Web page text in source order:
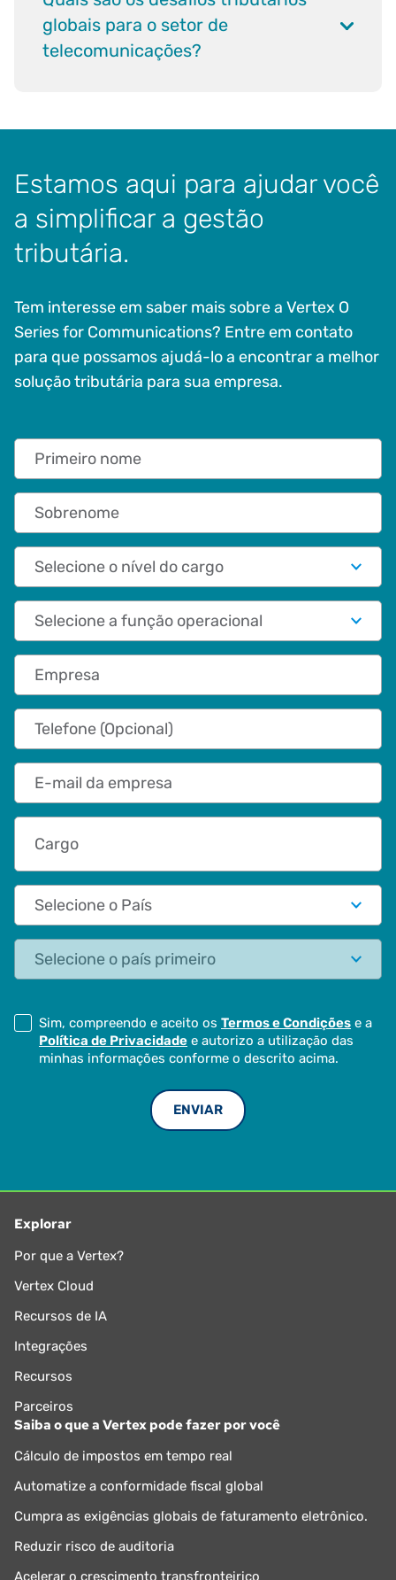
globais para o setor de
telecomunicações?
Estamos aqui para ajudar você
a simplificar a gestão
tributária.
Tem interesse em saber mais sobre a Vertex O
Series for Communications? Entre em contato
para que possamos ajudá-lo a encontrar a melhor
solução tributária para sua empresa.
Primeiro nome
Sobrenome
Nível do cargo
Papel funcional
Empresa
Telefone (Opcional)
E-mail da empresa
País
Estado
Sim, compreendo e aceito os Termos e Condições e a
Política de Privacidade e autorizo a utilização das
minhas informações conforme o descrito acima.
Explorar
Por que a Vertex?
Vertex Cloud
Recursos de IA
Integrações
Recursos
Parceiros
Saiba o que a Vertex pode fazer por você
Cálculo de impostos em tempo real
Automatize a conformidade fiscal global
Cumpra as exigências globais de faturamento eletrônico.
Reduzir risco de auditoria
Acelerar o crescimento transfronteiriço